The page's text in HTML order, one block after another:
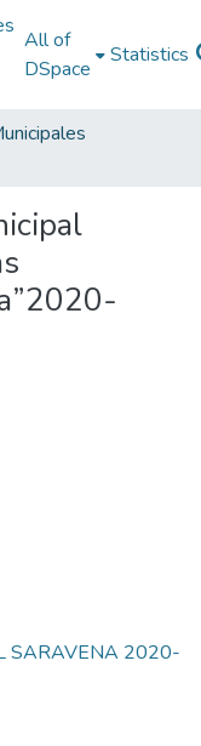
All of
DSpace
Statistics
SARAVENA 2020-